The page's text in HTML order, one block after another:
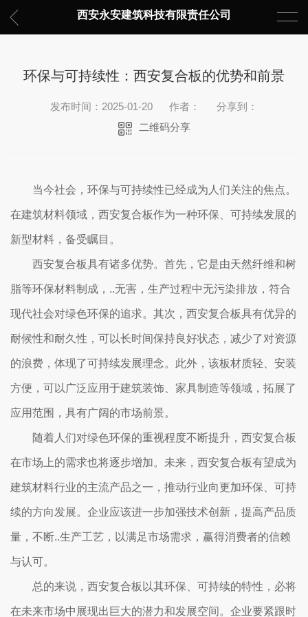
西安永安建筑科技有限责任公司
环保与可持续性：西安复合板的优势和前景
发布时间：2025-01-20 作者：
分享到：
二维码分享
当今社会，环保与可持续性已经成为人们关注的焦点。
在建筑材料领域，西安复合板作为一种环保、可持续发展的
新型材料，备受瞩目。
西安复合板具有诸多优势。首先，它是由天然纤维和树
脂等环保材料制成，..无害，生产过程中无污染排放，符合
现代社会对绿色环保的追求。其次，西安复合板具有优异的
耐候性和耐久性，可以长时间保持良好状态，减少了对资源
的浪费，体现了可持续发展理念。此外，该板材质轻、安装
方便，可以广泛应用于建筑装饰、家具制造等领域，拓展了
应用范围，具有广阔的市场前景。
随着人们对绿色环保的重视程度不断提升，西安复合板
在市场上的需求也将逐步增加。未来，西安复合板有望成为
建筑材料行业的主流产品之一，推动行业向更加环保、可持
续的方向发展。企业应该进一步加强技术创新，提高产品质
量，不断..生产工艺，以满足市场需求，赢得消费者的信赖
与认可。
总的来说，西安复合板以其环保、可持续的特性，必将
在未来市场中展现出巨大的潜力和发展空间。企业要紧跟时